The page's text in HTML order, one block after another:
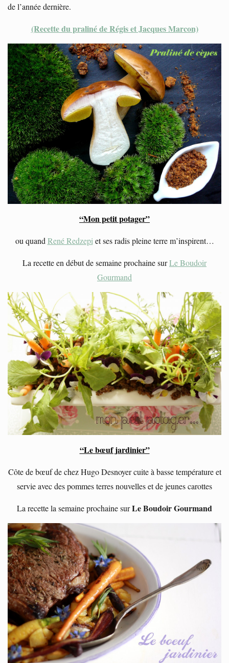
de l’année dernière.
(Recette du praliné de Régis et Jacques Marcon)
“Mon petit potager”
ou quandRené Redzepiet ses radis pleine terre m’inspirent…
La recette en début de semaine prochaine surLe Boudoir
Gourmand
“Le bœuf jardinier”
Côte de bœuf de chez Hugo Desnoyer cuite à basse température et
servie avec des pommes terres nouvelles et de jeunes carottes
La recette la semaine prochaine surLe Boudoir Gourmand